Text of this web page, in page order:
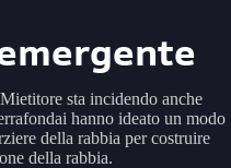
sta incidendo anche
hanno ideato un modo
della rabbia per costruire
della rabbia.